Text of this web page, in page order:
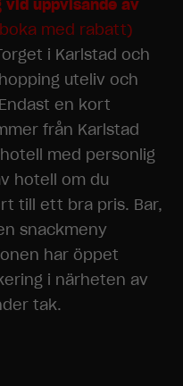
vid uppvisande av
med rabatt)
i Karlstad och
uteliv och
en kort
från Karlstad
med personlig
hotell om du
till ett bra pris. Bar,
snackmeny
har öppet
i närheten av
tak.